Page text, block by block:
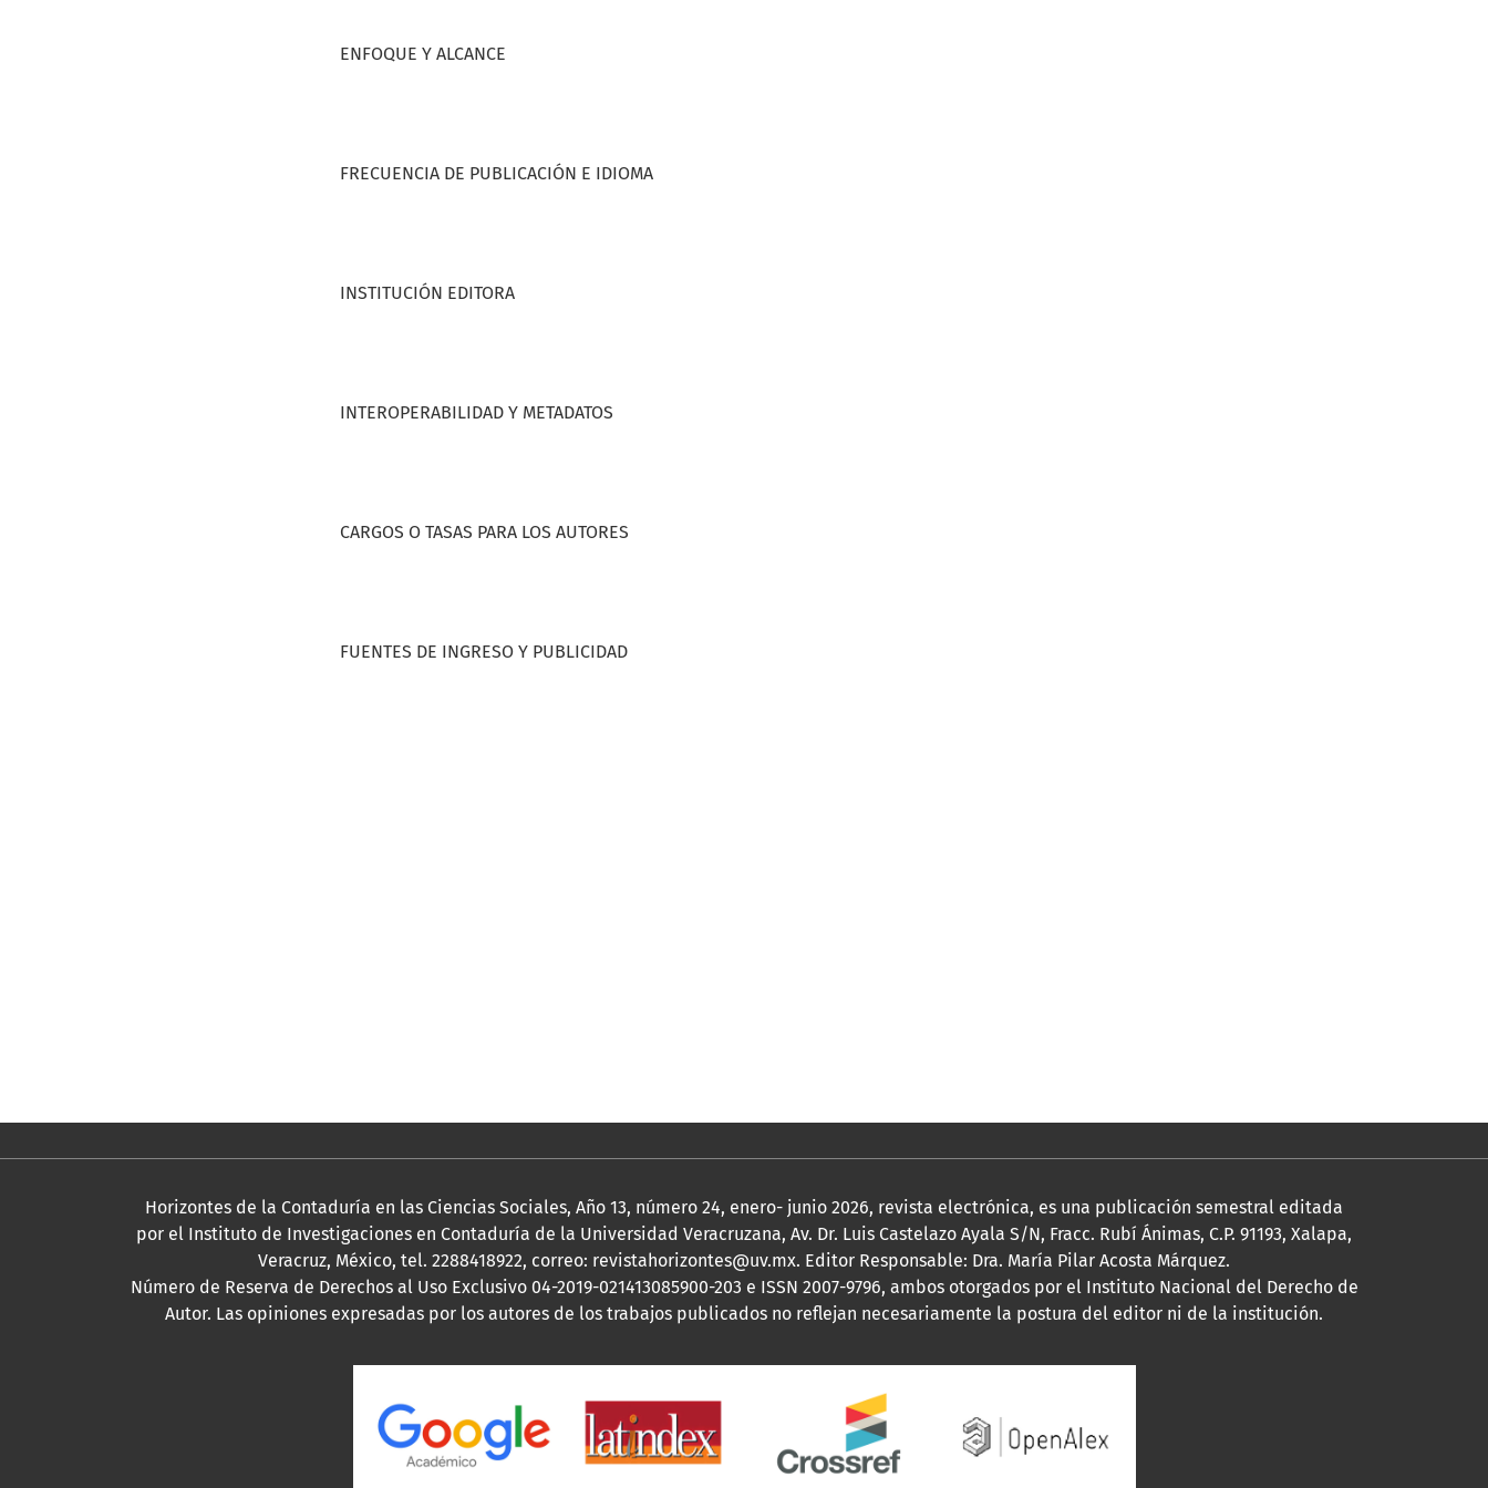
ENFOQUE Y ALCANCE
FRECUENCIA DE PUBLICACIÓN E IDIOMA
INSTITUCIÓN EDITORA
INTEROPERABILIDAD Y METADATOS
CARGOS O TASAS PARA LOS AUTORES
FUENTES DE INGRESO Y PUBLICIDAD
Horizontes de la Contaduría en las Ciencias Sociales, Año 13, número 24, enero- junio 2026, revista electrónica, es una publicación semestral editada
por el Instituto de Investigaciones en Contaduría de la Universidad Veracruzana, Av. Dr. Luis Castelazo Ayala S/N, Fracc. Rubí Ánimas, C.P. 91193, Xalapa,
Veracruz, México, tel. 2288418922, correo: revistahorizontes@uv.mx. Editor Responsable: Dra. María Pilar Acosta Márquez.
Número de Reserva de Derechos al Uso Exclusivo 04-2019-021413085900-203 e ISSN 2007-9796, ambos otorgados por el Instituto Nacional del Derecho de
Autor. Las opiniones expresadas por los autores de los trabajos publicados no reflejan necesariamente la postura del editor ni de la institución.